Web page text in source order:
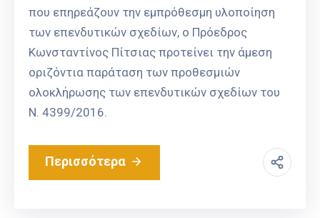
που επηρεάζουν την εμπρόθεσμη υλοποίηση
των επενδυτικών σχεδίων, ο Πρόεδρος
Κωνσταντίνος Πίτσιας προτείνει την άμεση
οριζόντια παράταση των προθεσμιών
ολοκλήρωσης των επενδυτικών σχεδίων του
Ν. 4399/2016.
Περισσότερα